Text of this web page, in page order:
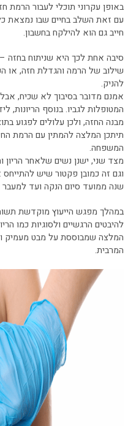
באופן עקרוני תוכלי לעבור הרמת
עם זאת השלב בחיים שבו
חייב גם הוא להילקח בחשבון.
סיבה אחת לכך היא שניתוח בחזה
שילוב של הרמה והגדלת חזה, או
להניק.
אמנם מדובר בסיבוך לא שכיח,
המטופלות לגביו. בנוסף הריונות,
מבנה החזה, ולכן עלולים לפגוע
תיתכן המלצה להמתין עם הרמת
המשפחה.
מצד שני, ישנן נשים שלאחר
וגם זה כמובן פקטור שיש
שנה ממועד סיום הנקה ועד למעבר
במהלך מפגש הייעוץ מוקדשת
להיבטים הרגשיים ולסוגיות כמו
המלצה שמבוססת על מבט מעמיק
המרבית.